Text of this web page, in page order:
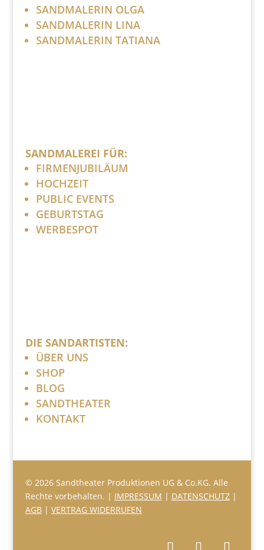
SANDMALERIN OLGA
SANDMALERIN LINA
SANDMALERIN TATIANA
SANDMALEREI FÜR:
FIRMENJUBILÄUM
HOCHZEIT
PUBLIC EVENTS
GEBURTSTAG
WERBESPOT
DIE SANDARTISTEN:
ÜBER UNS
SHOP
BLOG
SANDTHEATER
KONTAKT
© 2026 Sandtheater Produktionen UG & Co.KG. Alle
Rechte vorbehalten. | IMPRESSUM | DATENSCHUTZ|
AGB| VERTRAG WIDERRUFEN